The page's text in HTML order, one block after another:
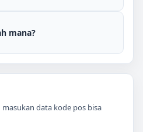
mana?
data kode pos bisa